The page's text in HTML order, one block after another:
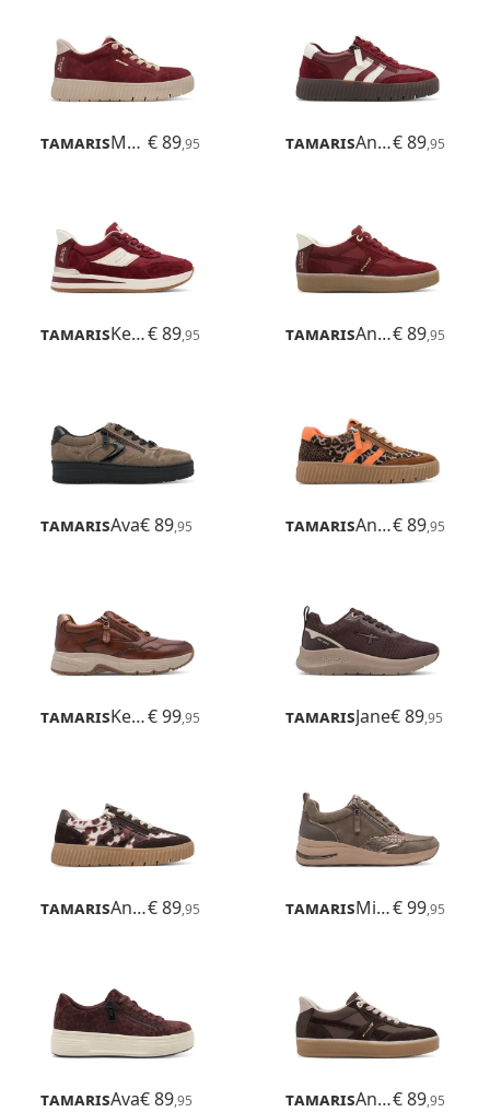
Tamaris Maya € 89,95 Tamaris Anne€ 89,95
Tamaris Kelly€ 89,95 Tamaris Anne€ 89,95
TamarisAva€ 89,95 Tamaris Anne€ 89,95
Tamaris Kelly€ 99,95 TamarisJane€ 89,95
Tamaris Anne€ 89,95 Tamaris Milana€ 99,95
TamarisAva€ 89,95 Tamaris Anne€ 89,95